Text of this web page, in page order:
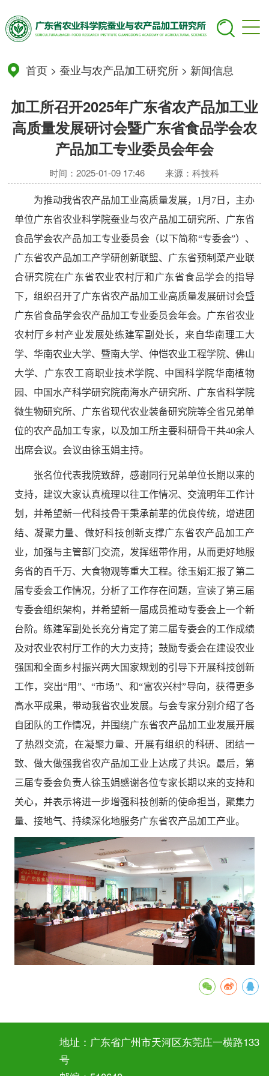
首页 >蚕业与农产品加工研究所 > 新闻信息
加工所召开2025年广东省农产品加工业
高质量发展研讨会暨广东省食品学会农
产品加工专业委员会年会
时间：2025-01-09 17:46 来源：科技科
为推动我省农产品加工业高质量发展， 1 月 7 日 ， 主办
单位广东省农业科学院蚕业与农产品加工研究所、广东省
食品学会农产品加工专业委员会（以下简称“专委会”）、
广东省农产品加工产学研创新联盟、广东省预制菜产业联
合研究院在广东省农业农村厅和广东省食品学会的指导
下，组织召开了广东省农产品加工业高质量发展研讨会暨
广东省食品学会农产品加工专业委员会年会。广东省农业
农村厅 乡村产业发展处练建军副处长，来自华南理工大
学、华南农业大学、暨南大学、仲恺农业工程学院、佛山
大学、 广东农工商职业技术学院、中国科学院华南植物
园、中国水产科学研究院南海水产研究所、 广东省科学院
微生物研究所、 广东省现代农业装备研究院等全省兄弟单
位的农产品加工专家， 以及加工所主要科研骨干共40余人
出席会议。会议由徐玉娟主持。
张名位代表我院致辞，感谢同行兄弟单位长期以来的
支持，建议大家认真梳理以往工作情况、交流明年工作计
划，并希望新一代科技骨干秉承前辈的优良传统，增进团
结、凝聚力量、做好科技创新支撑广东省农产品加工产
业，加强与主管部门交流，发挥纽带作用，从而更好地服
务省的百千万、大食物观等重大工程。徐玉娟汇报了第二
届专委会工作情况，分析了工作存在问题，宣读了第三届
专委会组织架构，并希望新一届成员推动专委会上一个新
台阶。练建军副处长充分肯定了第二届专委会的工作成绩
及对农业农村厅工作的大力支持；鼓励专委会在建设农业
强国和全面乡村振兴两大国家规划的引导下开展科技创新
工作，突出“用”、“市场”、和“富农兴村”导向，获得更多
高水平成果，带动我省农业发展。与会专家分别介绍了各
自团队的工作情况，并围绕广东省农产品加工业发展开展
了热烈交流，在凝聚力量、开展有组织的科研、团结一
致、做大做强我省农产品加工业上达成了共识。最后， 第
三届专委会负责人徐玉娟感谢各位专家长期以来的支持和
关心，并表示将进一步增强科技创新的使命担当，聚集力
量、接地气、持续深化地服务广东省农产品加工产业。
地址：广东省广州市天河区东莞庄一横路133
号